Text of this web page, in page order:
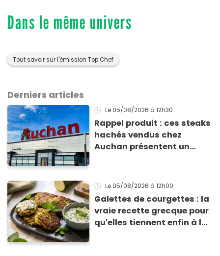
Dans le même univers
Tout savoir sur l'émission Top Chef
Derniers articles
Le 05/08/2026 à 12h30
Rappel produit : ces steaks
hachés vendus chez
Auchan présentent un
Le 05/08/2026 à 12h00
Galettes de courgettes : la
vraie recette grecque pour
qu'elles tiennent enfin à la